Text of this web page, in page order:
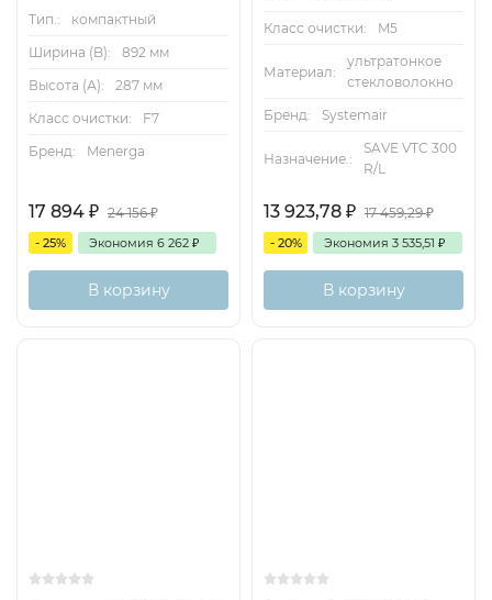
Тип.:
компактный
Ширина (B):
892 мм
Высота (А):
287 мм
Класс очистки:
F7
Бренд:
Menerga
17 894 ₽ 24 156₽
- 25% Экономия 6 262 ₽
В корзину
Класс очистки:
M5
Материал:
ультратонкое
стекловолокно
Бренд:
Systemair
Назначение.:
SAVE VTC 300
R/L
13 923,78 ₽ 17 459,29₽
- 20% Экономия 3 535,51 ₽
В корзину